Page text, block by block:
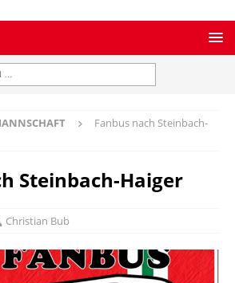
Fanbus nach Steinbach-
Steinbach-Haiger
Christian Bub